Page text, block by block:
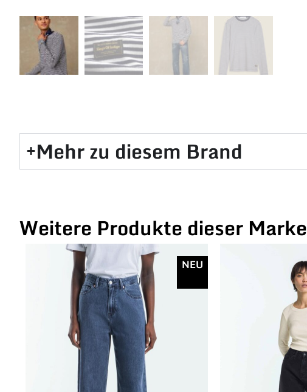
Mehr zu diesem Brand​
Weitere Produkte dieser Marke
NEU